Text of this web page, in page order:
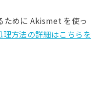
ために Akismet を使っ
方法の詳細はこちらを